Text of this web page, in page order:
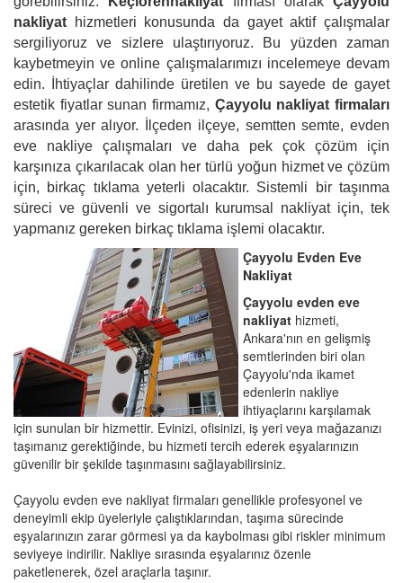
nakliyat
hizmetleri konusunda da gayet aktif çalışmalar
sergiliyoruz ve sizlere ulaştırıyoruz. Bu yüzden zaman
kaybetmeyin ve online çalışmalarımızı incelemeye devam
edin. İhtiyaçlar dahilinde üretilen ve bu sayede de gayet
estetik fiyatlar sunan firmamız, Çayyolu nakliyat firmaları
arasında yer alıyor. İlçeden ilçeye, semtten semte, evden
eve nakliye çalışmaları ve daha pek çok çözüm için
karşınıza çıkarılacak olan her türlü yoğun hizmet ve çözüm
için, birkaç tıklama yeterli olacaktır. Sistemli bir taşınma
süreci ve güvenli ve sigortalı kurumsal nakliyat için, tek
yapmanız gereken birkaç tıklama işlemi olacaktır.
Çayyolu Evden Eve
Nakliyat
Çayyolu evden eve
nakliyat hizmeti,
Ankara'nın en gelişmiş
semtlerinden biri olan
Çayyolu'nda ikamet
edenlerin nakliye
ihtiyaçlarını karşılamak
için sunulan bir hizmettir. Evinizi, ofisinizi, iş yeri veya mağazanızı
taşımanız gerektiğinde, bu hizmeti tercih ederek eşyalarınızın
güvenilir bir şekilde taşınmasını sağlayabilirsiniz.
Çayyolu evden eve nakliyat firmaları genellikle profesyonel ve
deneyimli ekip üyeleriyle çalıştıklarından, taşıma sürecinde
eşyalarınızın zarar görmesi ya da kaybolması gibi riskler minimum
seviyeye indirilir. Nakliye sırasında eşyalarınız özenle
paketlenerek, özel araçlarla taşınır.